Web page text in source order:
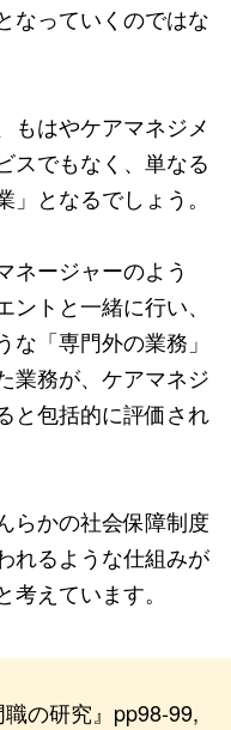
なっていくのではな
もはやケアマネジメ
スでもなく、単なる
」となるでしょう。
ネージャーのよう
トと一緒に行い、
「専門外の業務」
業務が、ケアマネジ
と包括的に評価され
らかの社会保障制度
れるような仕組みが
えています。
職の研究』pp98-99,